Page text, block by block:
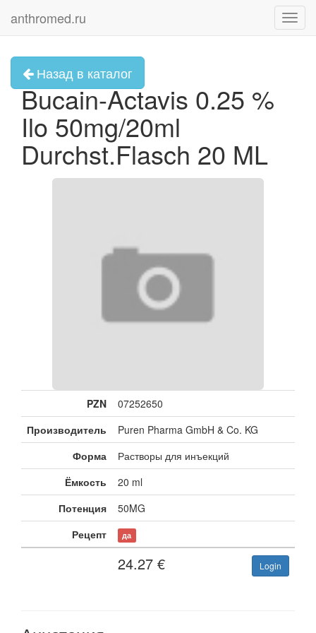
anthromed.ru
Назад в каталог
Bucain-Actavis 0.25 %
Ilo 50mg/20ml
Durchst.Flasch 20 ML
PZN
07252650
Производитель
Puren Pharma GmbH & Co. KG
Форма
Растворы для инъекций
Ёмкость
20 ml
Потенция
50MG
Рецепт
да
24.27 € Login